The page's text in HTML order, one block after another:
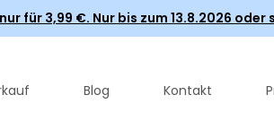
für 3,99 €. Nur bis zum 13.8.2026
Blog Kontakt